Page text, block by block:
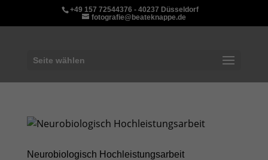
+49 157 72544376 - 40237 Düsseldorf
fotografie@beateknappe.de
Seite wählen
Neurobiologisch Hochleistungsarbeit